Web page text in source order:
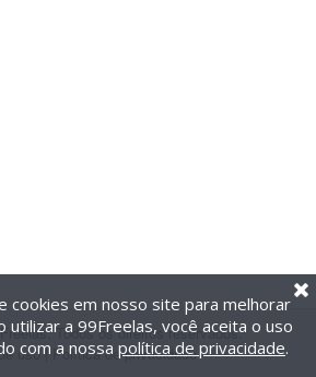
Todos os direitos reservados.
uso| Política de privacidade
cookies em nosso site para melhorar
utilizar a 99Freelas, você aceita o uso
com a nossa política de privacidade.